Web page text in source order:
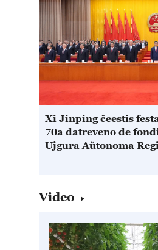
Xi Jinping ĉeestis
70a datreveno de
Ujgura Aŭtonoma
Video